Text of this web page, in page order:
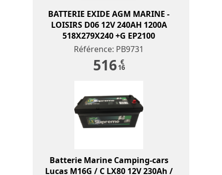
BATTERIE EXIDE AGM MARINE -
LOISIRS D06 12V 240AH 1200A
518X279X240 +G EP2100
Référence: PB9731
516 €
16
Batterie Marine Camping-cars
Lucas M16G / C LX80 12V 230Ah /